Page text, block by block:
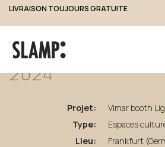
LIVRAISON TOUJOURS GRATUITE
Rechercher un
Vimarbooth
2024
Projet:
Vimar booth
Type:
Espaces
Lieu:
Frankfurt